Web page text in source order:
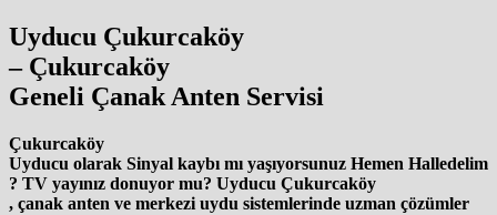
Uyducu Çukurcaköy
– Çukurcaköy
Geneli Çanak Anten Servisi
Çukurcaköy
Uyducu olarak Sinyal kaybı mı yaşıyorsunuz Hemen Halledelim
? TV yayınız donuyor mu? Uyducu Çukurcaköy
, çanak anten ve merkezi uydu sistemlerinde uzman çözümler